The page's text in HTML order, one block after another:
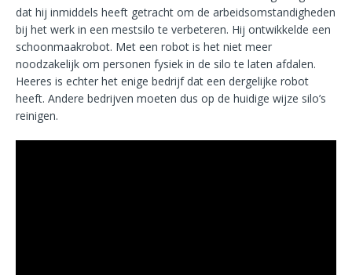
dat hij inmiddels heeft getracht om de arbeidsomstandigheden
bij het werk in een mestsilo te verbeteren. Hij ontwikkelde een
schoonmaakrobot. Met een robot is het niet meer
noodzakelijk om personen fysiek in de silo te laten afdalen.
Heeres is echter het enige bedrijf dat een dergelijke robot
heeft. Andere bedrijven moeten dus op de huidige wijze silo’s
reinigen.